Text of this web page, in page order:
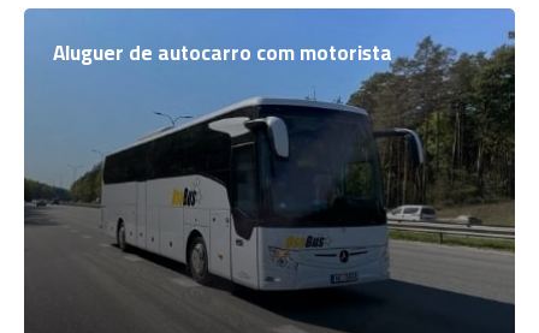
Aluguer de autocarro com motorista